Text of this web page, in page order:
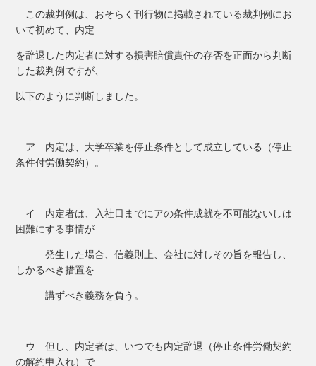
この裁判例は、おそらく刊行物に掲載されている裁判例にお
いて初めて、内定
を辞退した内定者に対する損害賠償責任の存否を正面から判断
した裁判例ですが、
以下のように判断しました。
ア 内定は、大学卒業を停止条件として成立している（停止
条件付労働契約）。
イ 内定者は、入社日までにアの条件成就を不可能ないしは
困難にする事情が
発生した場合、信義則上、会社に対しその旨を報告し、
しかるべき措置を
講ずべき義務を負う。
ウ 但し、内定者は、いつでも内定辞退（停止条件労働契約
の解約申入れ）で